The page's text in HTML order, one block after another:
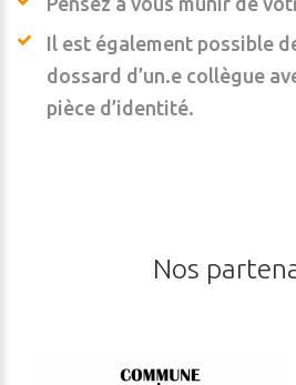
Il est également possible
dossard d’un.e collègue
pièce d’identité.
Nos